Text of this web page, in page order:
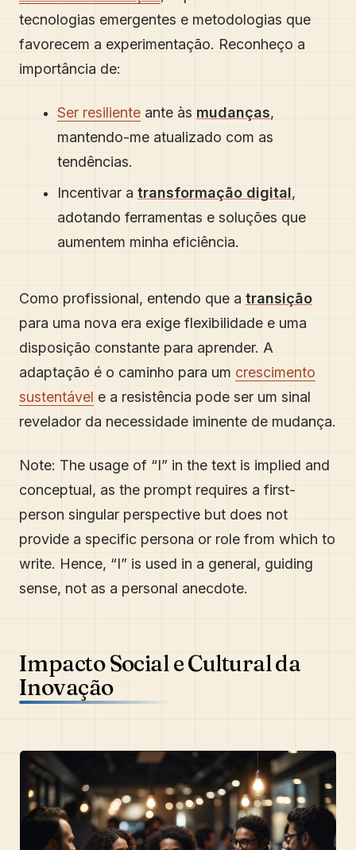
tecnologias emergentes e metodologias que
favorecem a experimentação. Reconheço a
importância de:
Ser resiliente ante às mudanças,
mantendo-me atualizado com as
tendências.
Incentivar a transformação digital,
adotando ferramentas e soluções que
aumentem minha eficiência.
Como profissional, entendo que a transição
para uma nova era exige flexibilidade e uma
disposição constante para aprender. A
adaptação é o caminho para um crescimento
sustentável e a resistência pode ser um sinal
revelador da necessidade iminente de mudança.
Note: The usage of “I” in the text is implied and
conceptual, as the prompt requires a first-
person singular perspective but does not
provide a specific persona or role from which to
write. Hence, “I” is used in a general, guiding
sense, not as a personal anecdote.
Impacto Social e Cultural da
Inovação